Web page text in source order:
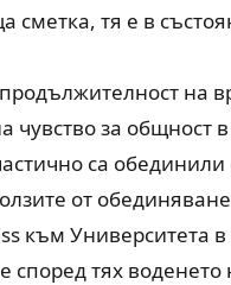
сметка, тя е в
на
за общност
са
от
към Университета
според тях